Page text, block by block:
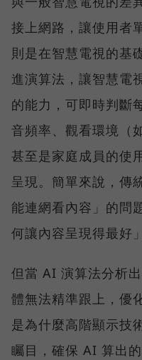
接上網路，讓使用者
則是在智慧電視的基
進演算法，讓智慧電
的能力，可即時判斷
音頻率、觀看環境（
甚至是家庭成員的使
呈現。簡單來說，傳
能連網看內容」的問
何讓內容呈現得最好
但當 AI 演算法分析
體無法精準跟上，優
是為什麼高階顯示技
矚目，確保 AI 算出